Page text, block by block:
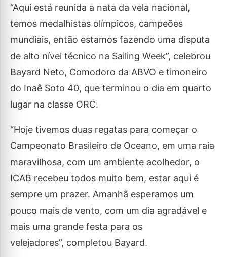
“Aqui está reunida a nata da vela nacional,
temos medalhistas olímpicos, campeões
mundiais, então estamos fazendo uma disputa
de alto nível técnico na Sailing Week”, celebrou
Bayard Neto, Comodoro da ABVO e timoneiro
do Inaê Soto 40, que terminou o dia em quarto
lugar na classe ORC.
“Hoje tivemos duas regatas para começar o
Campeonato Brasileiro de Oceano, em uma raia
maravilhosa, com um ambiente acolhedor, o
ICAB recebeu todos muito bem, estar aqui é
sempre um prazer. Amanhã esperamos um
pouco mais de vento, com um dia agradável e
mais uma grande festa para os
velejadores”, completou Bayard.